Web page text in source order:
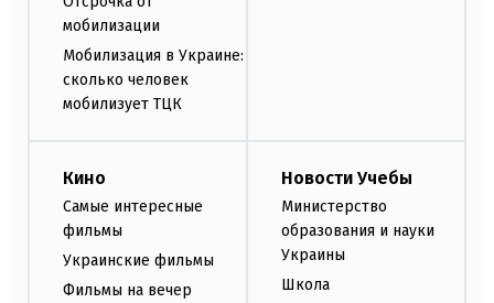
мобилизации
Мобилизация в Украине:
сколько человек
мобилизует ТЦК
Кино
Самые интересные
фильмы
Украинские фильмы
Фильмы на вечер
Новости Учебы
Министерство
образования и науки
Украины
Школа